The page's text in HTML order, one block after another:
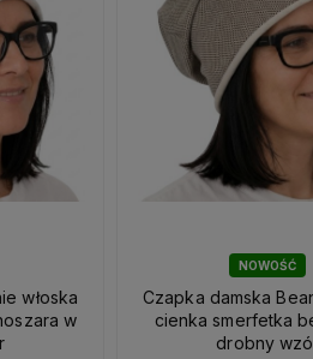
włoska
w
NOWOŚĆ
Czapka damska
cienka smerfetka
drobny